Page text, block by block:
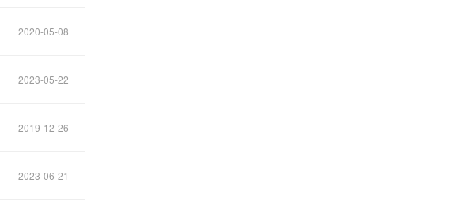
2020-05-08
2023-05-22
2019-12-26
2023-06-21